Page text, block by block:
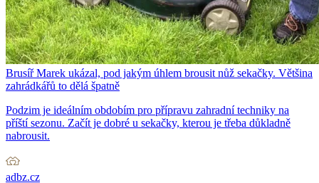
Brusíř Marek ukázal, pod jakým úhlem brousit nůž sekačky. Většina
zahrádkářů to dělá špatně
Podzim je ideálním obdobím pro přípravu zahradní techniky na
příští sezonu. Začít je dobré u sekačky, kterou je třeba důkladně
nabrousit.
adbz.cz